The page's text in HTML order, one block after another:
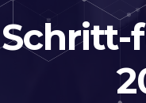
Schritt-